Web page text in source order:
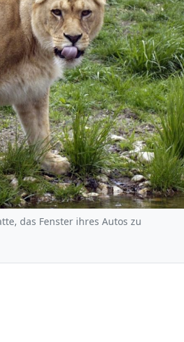
das Fenster ihres Autos zu